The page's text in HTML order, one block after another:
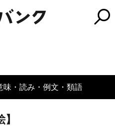
味・読み・例文・類語